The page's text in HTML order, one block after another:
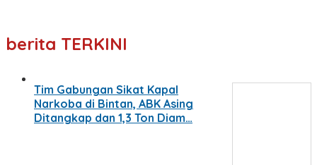
berita TERKINI
Tim Gabungan Sikat Kapal
Narkoba di Bintan, ABK Asing
Ditangkap dan 1,3 Ton Diam…